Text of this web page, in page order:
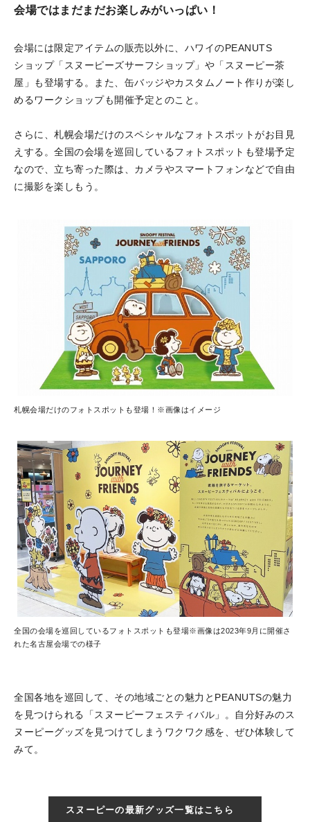
会場ではまだまだお楽しみがいっぱい！
会場には限定アイテムの販売以外に、ハワイのPEANUTS
ショップ「スヌーピーズサーフショップ」や「スヌーピー茶
屋」も登場する。また、缶バッジやカスタムノート作りが楽し
めるワークショップも開催予定とのこと。
さらに、札幌会場だけのスペシャルなフォトスポットがお目見
えする。全国の会場を巡回しているフォトスポットも登場予定
なので、立ち寄った際は、カメラやスマートフォンなどで自由
に撮影を楽しもう。
札幌会場だけのフォトスポットも登場！※画像はイメージ
全国の会場を巡回しているフォトスポットも登場※画像は2023年9月に開催さ
れた名古屋会場での様子
全国各地を巡回して、その地域ごとの魅力とPEANUTSの魅力
を見つけられる「スヌーピーフェスティバル」。自分好みのス
ヌーピーグッズを見つけてしまうワクワク感を、ぜひ体験して
みて。
スヌーピーの最新グッズ一覧はこちら